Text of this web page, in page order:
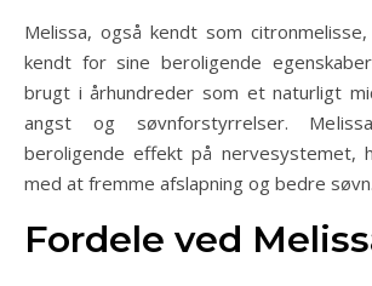
Melissa, også kendt som
kendt for sine beroligende
brugt i århundreder som et naturligt
angst og søvnforstyrrelser.
beroligende effekt på nervesystemet,
med at fremme afslapning og bedre søvn.
Fordele ved